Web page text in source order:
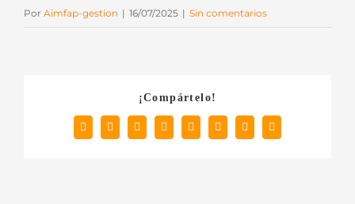
Por Aimfap-gestion | 16/07/2025 | Sin comentarios
¡Compártelo!
Facebook
X RedditLinkedInTumblrPinterest
Vk
Correo
electrónico